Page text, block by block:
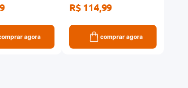
agora
R$ 114,99
comprar agora